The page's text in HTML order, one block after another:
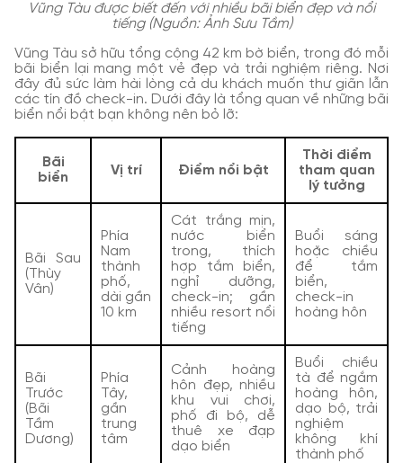
Vũng Tàu được biết đến với nhiều bãi biển đẹp và nổi
tiếng (Nguồn: Ảnh Sưu Tầm)
Vũng Tàu sở hữu tổng cộng 42 km bờ biển, trong đó mỗi
bãi biển lại mang một vẻ đẹp và trải nghiệm riêng. Nơi
đây đủ sức làm hài lòng cả du khách muốn thư giãn lẫn
các tín đồ check-in. Dưới đây là tổng quan về những bãi
biển nổi bật bạn không nên bỏ lỡ:
Bãi
biển
Vị trí Điểm nổi bật
Thời điểm
tham quan
lý tưởng
Bãi Sau
(Thùy
Vân)
Phía
Nam
thành
phố,
dài gần
10 km
Cát trắng mịn,
nước biển
trong, thích
hợp tắm biển,
nghỉ dưỡng,
check-in; gần
nhiều resort nổi
tiếng
Buổi sáng
hoặc chiều
để tắm
biển,
check-in
hoàng hôn
Bãi
Trước
(Bãi
Tầm
Dương)
Phía
Tây,
gần
trung
tâm
Cảnh hoàng
hôn đẹp, nhiều
khu vui chơi,
phố đi bộ, dễ
thuê xe đạp
dạo biển
Buổi chiều
tà để ngắm
hoàng hôn,
dạo bộ, trải
nghiệm
không khí
thành phố